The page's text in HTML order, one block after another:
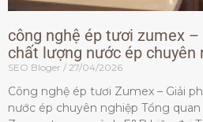
công nghệ ép tươi zumex
chất lượng nước ép chuyên
SEO Bloger 27/04/2026
Công nghệ ép tươi Zumex – Giải
nước ép chuyên nghiệp Tổng